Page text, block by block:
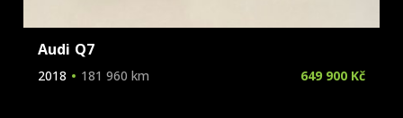
Audi Q7
2018 181 960 km 649 900 Kč